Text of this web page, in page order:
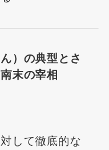
）の典型とさ
末の宰相
して徹底的な